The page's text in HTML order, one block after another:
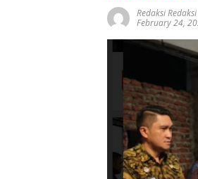
Redaksi Redaksi
February 24,